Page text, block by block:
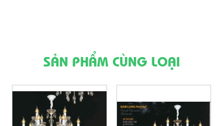
SẢN PHẨM CÙNG LOẠI